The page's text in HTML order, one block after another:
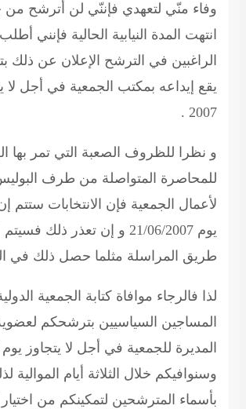
وفاء منّي لتعهدي فإننّي لن أترشح
انتهت المدة النيابية الحالية فإنني
الراغبين في الترشح الإعلان عن ذلك
2007 .
و نظرا للظروف الصعبة التي تمر بها
للمحاصرة المتواصلة من طرف
لأعمال الجمعية فإن الانتخابات ستتم
يوم 21/06/2007 و إن تعذر ذلك
طريق المراسلة مثلما حصل ذلك في
لذا فالرجاء موافاة كتابة الجمعية
المساجين السياسيين بترشحكم لعضوية
وسنوافيكم خلال الثلاثة أيام الموالية
بأسماء المترشحين لتمكينكم من اختيار